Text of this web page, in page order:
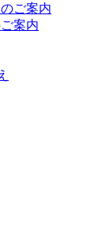
ご案内
案内